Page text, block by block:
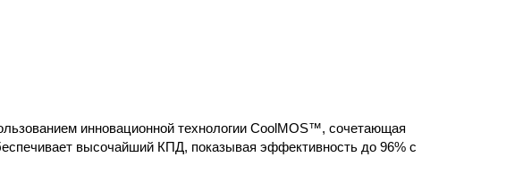
инновационной технологии CoolMOS™, сочетающая
высочайший КПД, показывая эффективность до 96% с